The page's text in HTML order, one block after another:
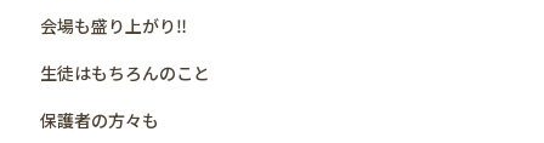
会場も盛り上がり‼️
生徒はもちろんのこと
保護者の方々も